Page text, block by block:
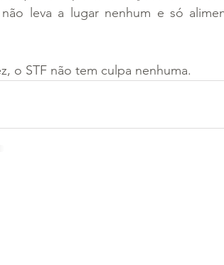
não leva a lugar nenhum e só
o STF não tem culpa nenhuma.